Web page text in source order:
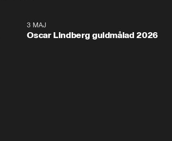
2:263 MAJ
Oscar Lindberg guldmålad 2026